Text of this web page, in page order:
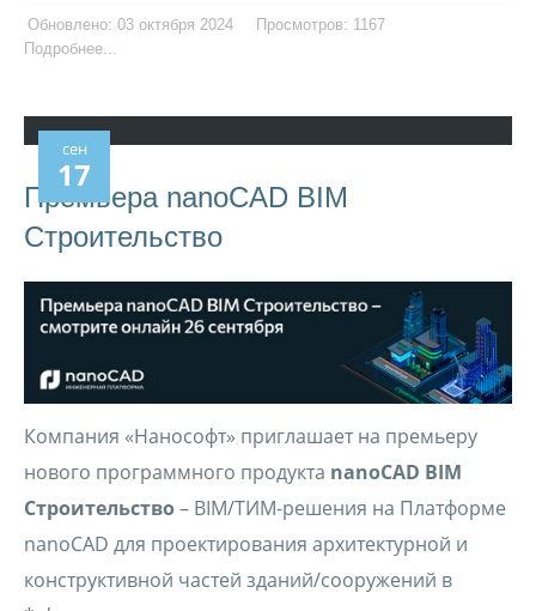
Обновлено: 03 октября 2024
Просмотров: 1167
Подробнее...
сен
17
Премьера nanoCAD BIM
Строительство
Компания «Нанософт» приглашает на премьеру
нового программного продукта nanoCAD BIM
Строительство– BIM/ТИМ-решения на Платформе
nanoCAD для проектирования архитектурной и
конструктивной частей зданий/сооружений в